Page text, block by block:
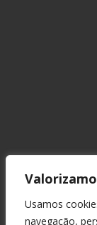
Usamos
navegação,
+55 51 2139